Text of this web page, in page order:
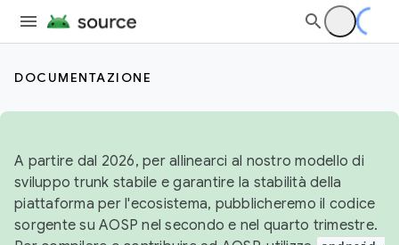
DOCUMENTAZIONE
A partire dal 2026, per allinearci al nostro modello di
sviluppo trunk stabile e garantire la stabilità della
piattaforma per l'ecosistema, pubblicheremo il codice
sorgente su AOSP nel secondo e nel quarto trimestre.